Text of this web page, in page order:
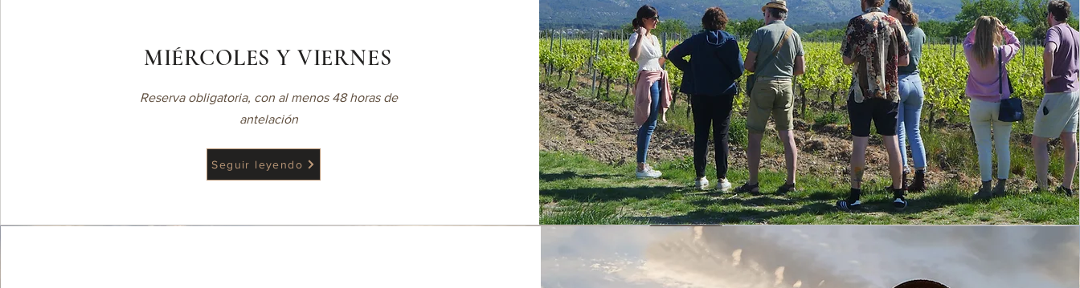
MIÉRCOLES Y VIERNES
Reserva obligatoria, con al menos 48 horas de
antelación
Seguir leyendo